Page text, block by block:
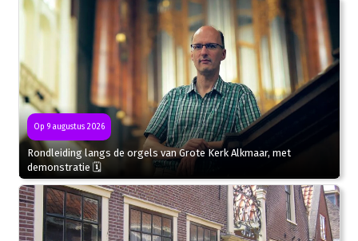
Op 9 augustus 2026
Rondleiding langs de orgels van Grote Kerk Alkmaar, met
demonstratie 🗓